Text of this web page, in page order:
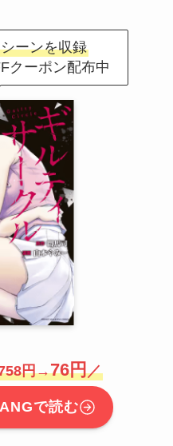
ーンを収録
クーポン配布中
円→76円／
で読む